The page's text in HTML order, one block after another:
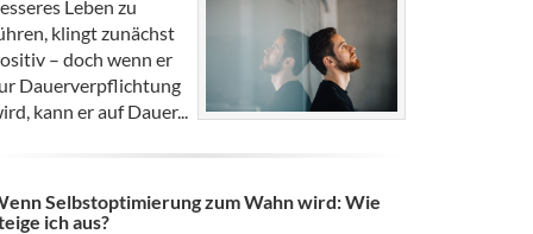
Leben zu
klingt zunächst
– doch wenn er
Dauerverpflichtung
kann er auf Dauer...
Selbstoptimierung zum Wahn wird: Wie
ich aus?